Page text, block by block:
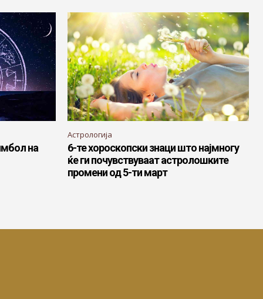
на
Астрологија
6-те хороскопски знаци што најмногу
ќе ги почувствуваат астролошките
промени од 5-ти март